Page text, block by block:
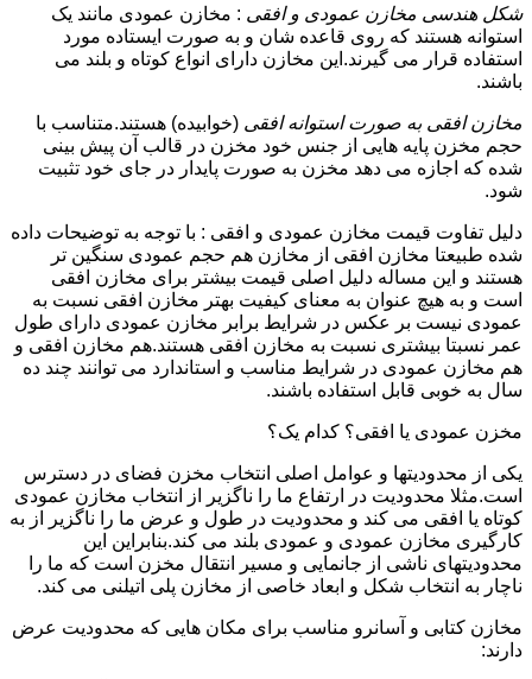
شکل هندسی مخازن عمودی و افقی : مخازن عمودی مانند یک
استوانه هستند که روی قاعده شان و به صورت ایستاده مورد
استفاده قرار می گیرند.این مخازن دارای انواع کوتاه و بلند می
باشند.
مخازن افقی به صورت استوانه افقی (خوابیده) هستند.متناسب با
حجم مخزن پایه هایی از جنس خود مخزن در قالب آن پیش بینی
شده که اجازه می دهد مخزن به صورت پایدار در جای خود تثبیت
شود.
دلیل تفاوت قیمت مخازن عمودی و افقی : با توجه به توضیحات داده
شده طبیعتا مخازن افقی از مخازن هم حجم عمودی سنگین تر
هستند و این مساله دلیل اصلی قیمت بیشتر برای مخازن افقی
است و به هیچ عنوان به معنای کیفیت بهتر مخازن افقی نسبت به
عمودی نیست بر عکس در شرایط برابر مخازن عمودی دارای طول
عمر نسبتا بیشتری نسبت به مخازن افقی هستند.هم مخازن افقی و
هم مخازن عمودی در شرایط مناسب و استاندارد می توانند چند ده
سال به خوبی قابل استفاده باشند.
مخزن عمودی یا افقی؟ کدام یک؟
یکی از محدودیتها و عوامل اصلی انتخاب مخزن فضای در دسترس
است.مثلا محدودیت در ارتفاع ما را ناگزیر از انتخاب مخازن عمودی
کوتاه یا افقی می کند و محدودیت در طول و عرض ما را ناگزیر از به
کارگیری مخازن عمودی و عمودی بلند می کند.بنابراین این
محدودیتهای ناشی از جانمایی و مسیر انتقال مخزن است که ما را
ناچار به انتخاب شکل و ابعاد خاصی از مخازن پلی اتیلنی می کند.
مخازن کتابی و آسانرو مناسب برای مکان هایی که محدودیت عرض
دارند: